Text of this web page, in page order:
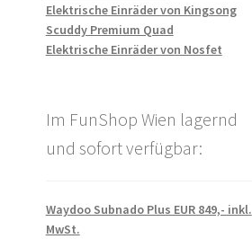
Elektrische Einräder von Kingsong
Scuddy Premium Quad
Elektrische Einräder von Nosfet
Im FunShop Wien lagernd
und sofort verfügbar:
Waydoo Subnado Plus EUR 849,- inkl.
MwSt.